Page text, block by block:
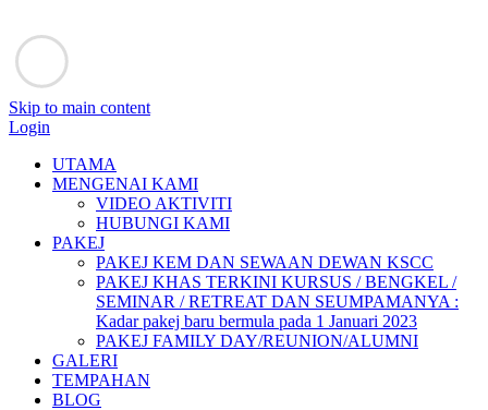
Skip to main content
Login
UTAMA
MENGENAI KAMI
VIDEO AKTIVITI
HUBUNGI KAMI
PAKEJ
PAKEJ KEM DAN SEWAAN DEWAN KSCC
PAKEJ KHAS TERKINI KURSUS / BENGKEL /
SEMINAR / RETREAT DAN SEUMPAMANYA :
Kadar pakej baru bermula pada 1 Januari 2023
PAKEJ FAMILY DAY/REUNION/ALUMNI
GALERI
TEMPAHAN
BLOG